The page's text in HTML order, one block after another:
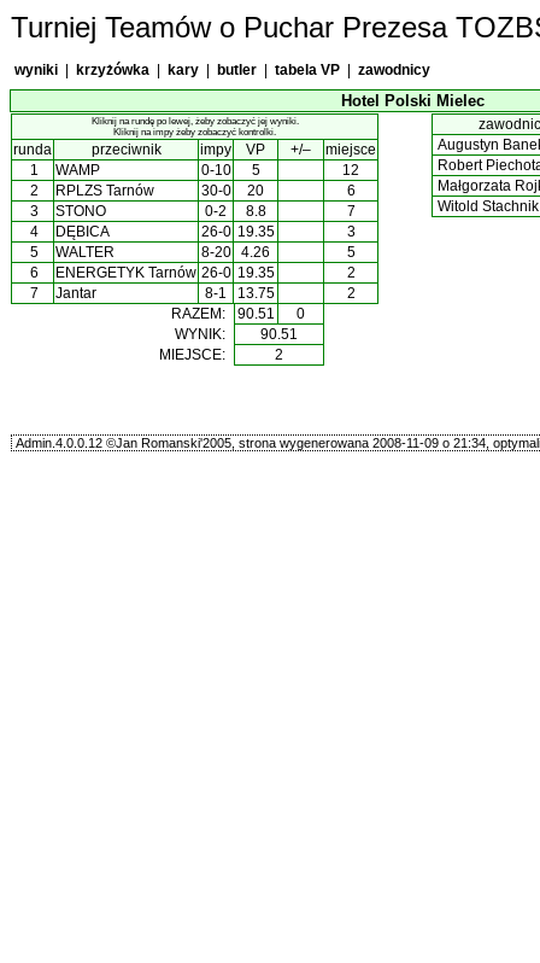
Turniej Teamów o Puchar Prezesa
wyniki krzyżówka kary butler tabela VP zawodnicy
Hotel Polski Mielec
Kliknij na rundę po lewej, żeby zobaczyć jej wyniki.
Kliknij na impy żeby zobaczyć kontrolki.
runda przeciwnik impy VP +/–
miejsce
1
WAMP 0-10 5
12
2
RPLZS Tarnów 30-0 20
6
3
STONO 0-2 8.8
7
4
DĘBICA 26-0 19.35
3
5
WALTER 8-20 4.26
5
6
ENERGETYK Tarnów 26-0 19.35
2
7
Jantar 8-1 13.75
2
RAZEM:
90.51
0
WYNIK:
90.51
MIEJSCE:
2
Augustyn
Robert
Małgorzata
Witold
Admin.4.0.0.12 ©Jan Romanski'2005, strona wygenerowana 2008-11-09 o 21:34,